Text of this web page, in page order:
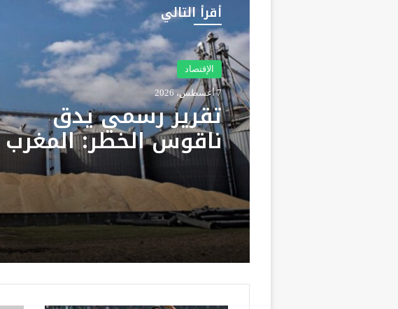
أقرأ التالي
الإقتصاد
7 أغسطس، 2026
تقرير رسمي يدق
ناقوس الخطر: المغرب
مطالب بتعزيز مخزوناته
الاستراتيجية من
المحروقات والحبوب